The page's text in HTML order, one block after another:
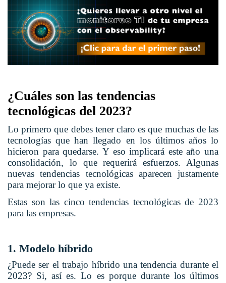
¿Cuáles son las tendencias
tecnológicas del 2023?
Lo primero que debes tener claro es que muchas de las
tecnologías que han llegado en los últimos años lo
hicieron para quedarse. Y eso implicará este año una
consolidación, lo que requerirá esfuerzos. Algunas
nuevas tendencias tecnológicas aparecen justamente
para mejorar lo que ya existe.
Estas son las cinco tendencias tecnológicas de 2023
para las empresas.
1. Modelo híbrido
¿Puede ser el trabajo híbrido una tendencia durante el
2023? Si, así es. Lo es porque durante los últimos